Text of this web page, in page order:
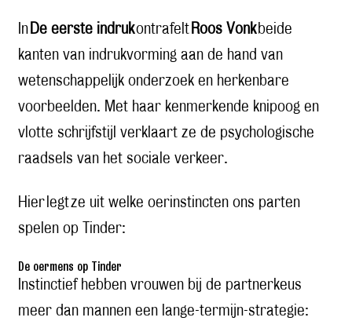
In De eerste indrukontrafelt Roos Vonkbeide
kanten van indrukvorming aan de hand van
wetenschappelijk onderzoek en herkenbare
voorbeelden. Met haar kenmerkende knipoog en
vlotte schrijfstijl verklaart ze de psychologische
raadsels van het sociale verkeer.
Hier legt ze uit welke oerinstincten ons parten
spelen op Tinder:
De oermens op Tinder
Instinctief hebben vrouwen bij de partnerkeus
meer dan mannen een lange-termijn-strategie: